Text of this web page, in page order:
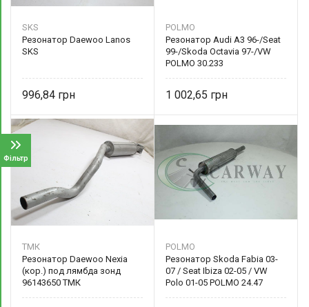
Фільтр
SKS
Резонатор Daewoo Lanos
SKS
996,84
POLMO
Резонатор Audi A3 96-/Seat
99-/Skoda Octavia 97-/VW
POLMO 30.233
1 002,65
ТМК
Резонатор Daewoo Nexia
(кор.) под лямбда зонд
96143650 ТМК
POLMO
Резонатор Skoda Fabia 03-
07 / Seat Ibiza 02-05 / VW
Polo 01-05 POLMO 24.47